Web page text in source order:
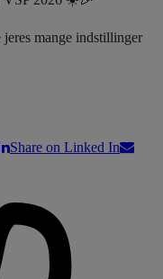
mange indstillinger
Share on Linked In